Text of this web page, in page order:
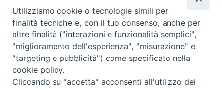
issr@diocesi.genova.it
Polo Didattico FAD Albenga
Via G. Galilei 36 Albenga (SV) - tel 334 5716127 – mail:
issralbenga@gmail.com
Polo Didattico FAD La Spezia
Utilizziamo cookie o tecnologie simili per
finalità tecniche e, con il tuo consenso, anche per
altre finalità ("interazioni e funzionalità semplici",
"miglioramento dell'esperienza", "misurazione" e
"targeting e pubblicità") come specificato nella
cookie policy.
Cliccando su "accetta" acconsenti all'utilizzo dei